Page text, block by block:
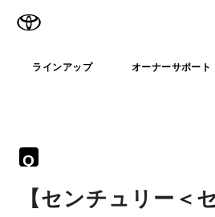
ラインアップ オーナーサポート
Q
【センチュリー＜